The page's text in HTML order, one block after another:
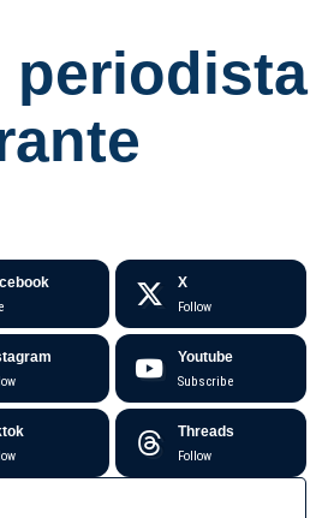
periodista
X
Follow
Youtube
Subscribe
Threads
Follow